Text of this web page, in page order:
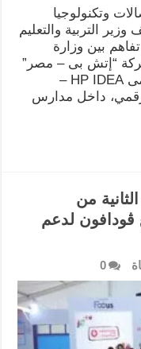
وتكنولوجيا
التربية والتعليم
بين وزارة
“إتش بى – مصر”
HP Egypt LLC لتنفيذ البرنامج العالمى HP IDEA –
داخل مدارس
من
ڤودافون لدعم
0